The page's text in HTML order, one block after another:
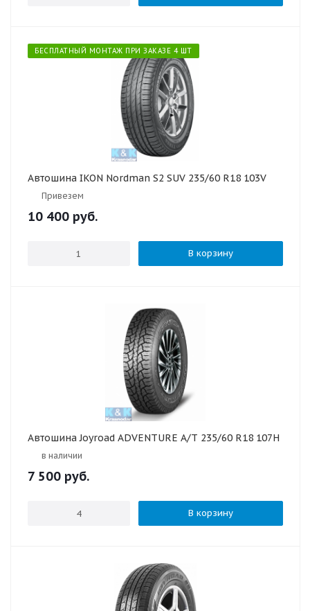
БЕСПЛАТНЫЙ МОНТАЖ ПРИ ЗАКАЗЕ 4 ШТ
Автошина IKON Nordman S2 SUV 235/60 R18 103V
Привезем
10 400 руб.
В корзину
Автошина Joyroad ADVENTURE A/T 235/60 R18 107H
в наличии
7 500 руб.
В корзину